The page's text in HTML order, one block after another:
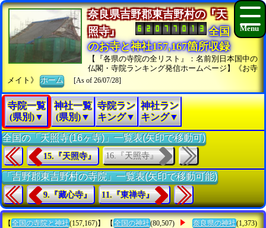
奈良県吉野郡東吉野村の『天
照寺』
全国
のお寺と神社157,167箇所収録
【『各県の寺院の全リスト』：名前別日本国中の
仏閣・寺院ランキング発信ホームページ】《お寺
メイト》ホーム [As of 26/07/28]
寺院一覧
(県別)▼
神社一覧
(県別)▼
寺院ラン
キング▼
神社ラン
キング▼
全国の「天照寺(16ヶ寺)」一覧表(矢印で移動可)
15.『天照寺』 16.『天照寺』
「吉野郡東吉野村の寺院」一覧表(矢印で移動可能)
9.『藏心寺』 11.『東禅寺』
【 全国の寺院と神社(157,167)】 【 全国の神社(80,507) 奈良県の神社(1,373)